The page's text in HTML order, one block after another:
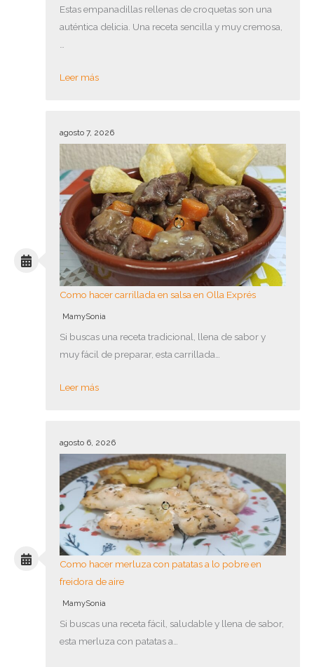
Estas empanadillas rellenas de croquetas son una
auténtica delicia. Una receta sencilla y muy cremosa,
Leer más
agosto 7, 2026
Como hacer carrillada en salsa en Olla Exprés
MamySonia
Si buscas una receta tradicional, llena de sabor y
muy fácil de preparar, esta carrillada…
Leer más
agosto 6, 2026
Como hacer merluza con patatas a lo pobre en
freidora de aire
MamySonia
Si buscas una receta fácil, saludable y llena de sabor,
esta merluza con patatas a…